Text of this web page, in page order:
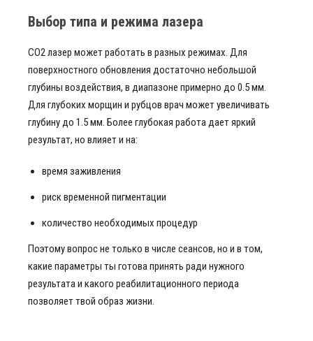
Выбор типа и режима лазера
CO2 лазер может работать в разных режимах. Для
поверхностного обновления достаточно небольшой
глубины воздействия, в диапазоне примерно до 0.5 мм.
Для глубоких морщин и рубцов врач может увеличивать
глубину до 1.5 мм. Более глубокая работа дает яркий
результат, но влияет и на:
время заживления
риск временной пигментации
количество необходимых процедур
Поэтому вопрос не только в числе сеансов, но и в том,
какие параметры ты готова принять ради нужного
результата и какого реабилитационного периода
позволяет твой образ жизни.